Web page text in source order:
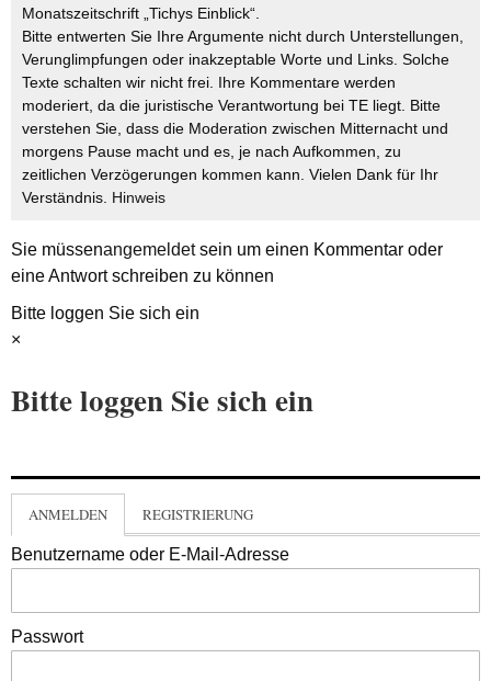
Monatszeitschrift „Tichys Einblick“.
Bitte entwerten Sie Ihre Argumente nicht durch Unterstellungen,
Verunglimpfungen oder inakzeptable Worte und Links. Solche
Texte schalten wir nicht frei. Ihre Kommentare werden
moderiert, da die juristische Verantwortung bei TE liegt. Bitte
verstehen Sie, dass die Moderation zwischen Mitternacht und
morgens Pause macht und es, je nach Aufkommen, zu
zeitlichen Verzögerungen kommen kann. Vielen Dank für Ihr
Verständnis. Hinweis
Sie müssenangemeldetsein um einen Kommentar oder
eine Antwort schreiben zu können
Bitte loggen Sie sich ein
×
Bitte loggen Sie sich ein
ANMELDEN REGISTRIERUNG
Benutzername oder E-Mail-Adresse
Passwort